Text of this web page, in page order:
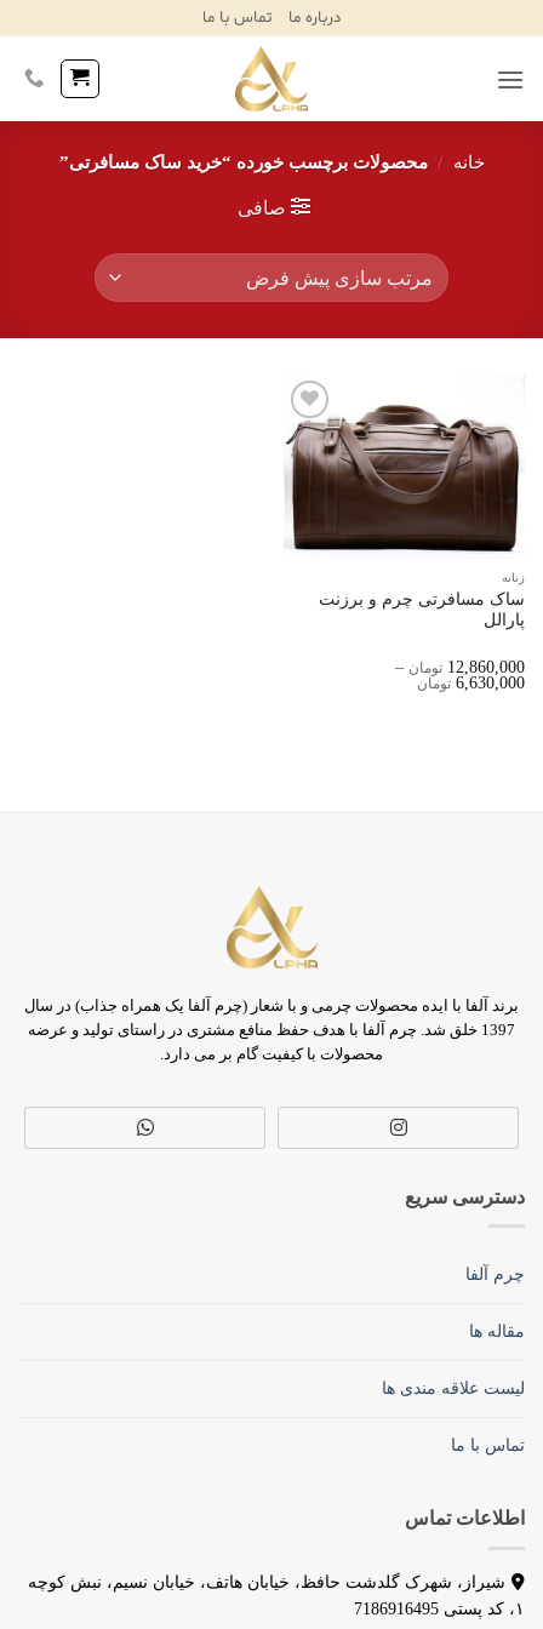
Content
درباره ما تماس با ما
خانه / محصولات برچسب خورده “خرید ساک مسافرتی”
صافی
افزودن
به
علاقه
زنانه
ساک مسافرتی چرم و برزنت
پارالل
12,860,000 تومان –
6,630,000 تومانPrice
برند آلفا با ایده محصولات چرمی و با شعار (چرم آلفا یک همراه جذاب) در سال
1397 خلق شد. چرم آلفا با هدف حفظ منافع مشتری در راستای تولید و عرضه
محصولات با کیفیت گام بر می دارد.
دسترسی سریع
چرم آلفا
مقاله ها
لیست علاقه مندی ها
تماس با ما
اطلاعات تماس
شیراز، شهرک گلدشت حافظ، خیابان هاتف، خیابان نسیم، نبش کوچه
۱، کد پستی 7186916495